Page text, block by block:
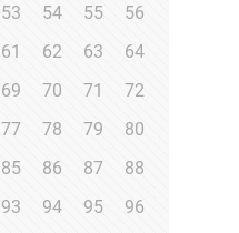
53 54 55
56
61 62 63
64
69 70 71
72
77 78 79
80
85 86 87
88
93 94 95
96